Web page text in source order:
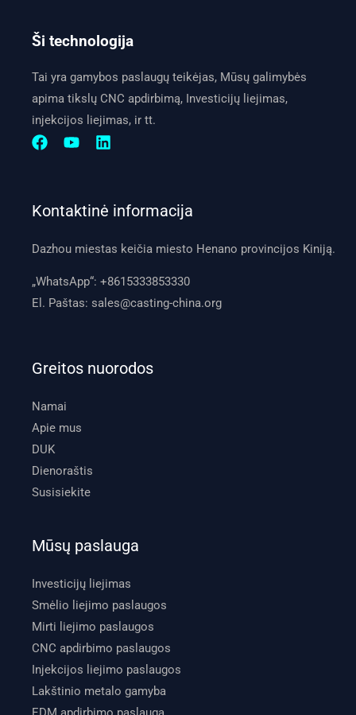
Ši technologija
Tai yra gamybos paslaugų teikėjas, Mūsų galimybės
apima tikslų CNC apdirbimą, Investicijų liejimas,
injekcijos liejimas, ir tt.
Kontaktinė informacija
Dazhou miestas keičia miesto Henano provincijos Kiniją.
„WhatsApp“:+8615333853330
El. Paštas:sales@casting-china.org
Greitos nuorodos
Namai
Apie mus
DUK
Dienoraštis
Susisiekite
Mūsų paslauga
Investicijų liejimas
Smėlio liejimo paslaugos
Mirti liejimo paslaugos
CNC apdirbimo paslaugos
Injekcijos liejimo paslaugos
Lakštinio metalo gamyba